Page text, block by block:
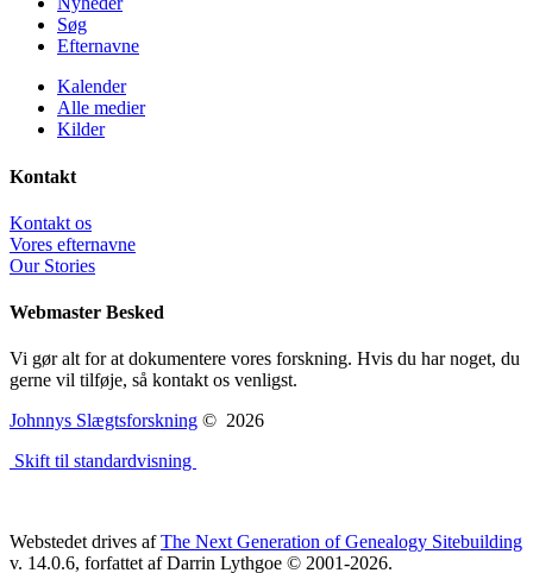
Søg
Efternavne
Kalender
Alle medier
Kilder
Kontakt
Kontakt os
Vores efternavne
Our Stories
Webmaster Besked
Vi gør alt for at dokumentere vores forskning. Hvis du har noget, du
gerne vil tilføje, så kontakt os venligst.
Johnnys Slægtsforskning © 2026
Skift til standardvisning
Webstedet drives afThe Next Generation of Genealogy Sitebuilding
v. 14.0.6, forfattet af Darrin Lythgoe © 2001-2026.